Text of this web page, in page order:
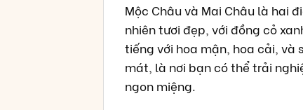
Mộc Châu và Mai Châu là hai
nhiên tươi đẹp, với đồng cỏ
tiếng với hoa mận, hoa cải, và
mát, là nơi bạn có thể trải
ngon miệng.